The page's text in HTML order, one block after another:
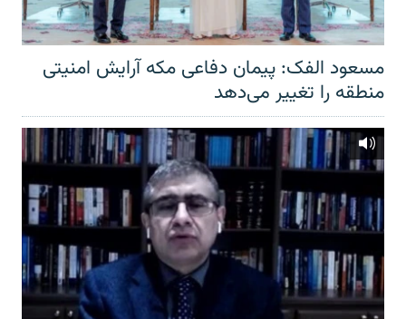
مسعود الفک: پیمان دفاعی مکه آرایش امنیتی
منطقه را تغییر می‌دهد